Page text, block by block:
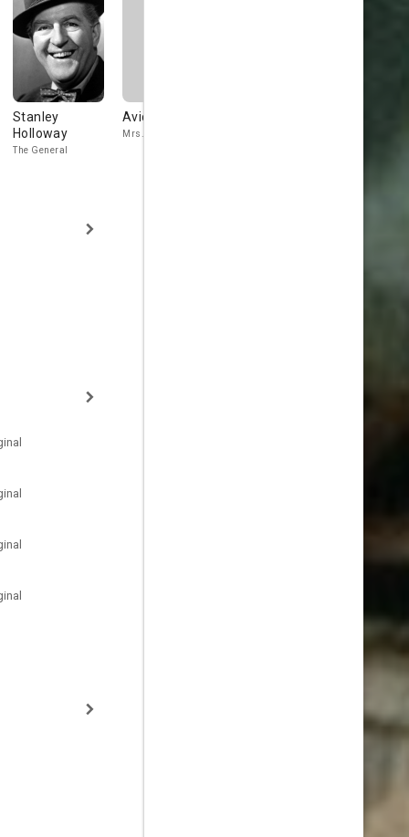
Stanley
Holloway
The General
Avice Landone
Mrs. Weston